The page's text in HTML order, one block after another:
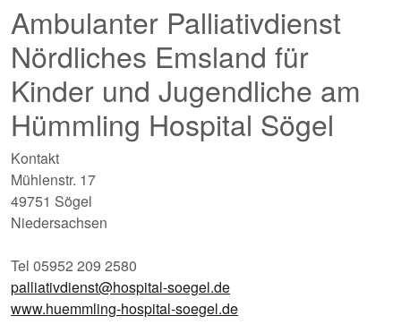
Ambulanter Palliativdienst
Nördliches Emsland für
Kinder und Jugendliche am
Hümmling Hospital Sögel
Kontakt
Mühlenstr. 17
49751 Sögel
Niedersachsen
Tel 05952 209 2580
palliativdienst@hospital-soegel.de
www.huemmling-hospital-soegel.de